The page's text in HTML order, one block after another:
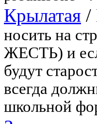
Крылатая /
носить на
ЖЕСТЬ) и
будут
всегда
школьной